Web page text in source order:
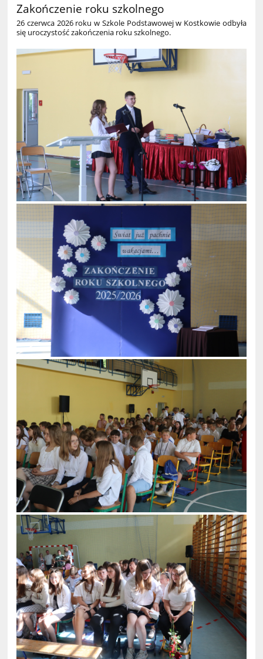
Zakończenie roku szkolnego
26 czerwca 2026 roku w Szkole Podstawowej w Kostkowie odbyła
się uroczystość zakończenia roku szkolnego.